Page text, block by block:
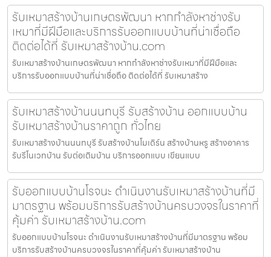
รับเหมาสร้างบ้านเกษตรพัฒนา หากกำลังหาช่างรับ
เหมาที่มีฝีมือและบริการรับออกแบบบ้านที่น่าเชื่อถือ
ติดต่อได้ที่ รับเหมาสร้างบ้าน.com
รับเหมาสร้างบ้านเกษตรพัฒนา หากกำลังหาช่างรับเหมาที่มีฝีมือและ
บริการรับออกแบบบ้านที่น่าเชื่อถือ ติดต่อได้ที่ รับเหมาสร้าง
รับเหมาสร้างบ้านนนทบุรี รับสร้างบ้าน ออกแบบบ้าน
รับเหมาสร้างบ้านราคาถูก ทั่วไทย
รับเหมาสร้างบ้านนนทบุรี รับสร้างบ้านโมเดิร์น สร้างบ้านหรู สร้างอาคาร
รับรีโนเวทบ้าน รับต่อเติมบ้าน บริการออกแบบ เขียนแบบ
รับออกแบบบ้านโรจนะ ดำเนินงานรับเหมาสร้างบ้านที่มี
มาตรฐาน พร้อมบริการรับสร้างบ้านครบวงจรในราคาที่
คุ้มค่า รับเหมาสร้างบ้าน.com
รับออกแบบบ้านโรจนะ ดำเนินงานรับเหมาสร้างบ้านที่มีมาตรฐาน พร้อม
บริการรับสร้างบ้านครบวงจรในราคาที่คุ้มค่า รับเหมาสร้างบ้าน